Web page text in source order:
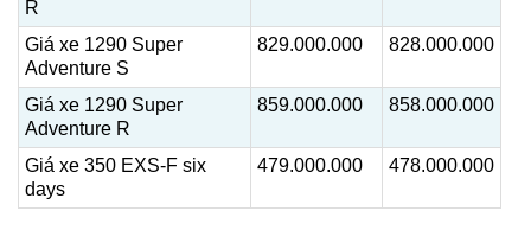
R
Giá xe 1290 Super
Adventure S
829.000.000 828.000.000
Giá xe 1290 Super
Adventure R
859.000.000 858.000.000
Giá xe 350 EXS-F six
days
479.000.000 478.000.000